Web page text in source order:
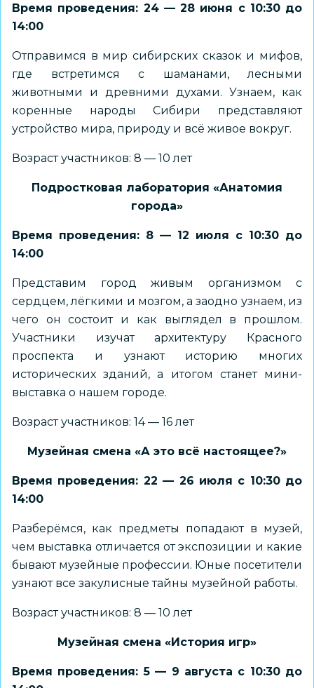
Время проведения: 24 — 28 июня с 10:30 до
14:00
Отправимся в мир сибирских сказок и мифов,
где встретимся с шаманами, лесными
животными и древними духами. Узнаем, как
коренные народы Сибири представляют
устройство мира, природу и всё живое вокруг.
Возраст участников: 8 — 10 лет
Подростковая лаборатория «Анатомия
города»
Время проведения: 8 — 12 июля с 10:30 до
14:00
Представим город живым организмом с
сердцем, лёгкими и мозгом, а заодно узнаем, из
чего он состоит и как выглядел в прошлом.
Участники изучат архитектуру Красного
проспекта и узнают историю многих
исторических зданий, а итогом станет мини-
выставка о нашем городе.
Возраст участников: 14 — 16 лет
Музейная смена «А это всё настоящее?»
Время проведения: 22 — 26 июля с 10:30 до
14:00
Разберёмся, как предметы попадают в музей,
чем выставка отличается от экспозиции и какие
бывают музейные профессии. Юные посетители
узнают все закулисные тайны музейной работы.
Возраст участников: 8 — 10 лет
Музейная смена «История игр»
Время проведения: 5 — 9 августа с 10:30 до